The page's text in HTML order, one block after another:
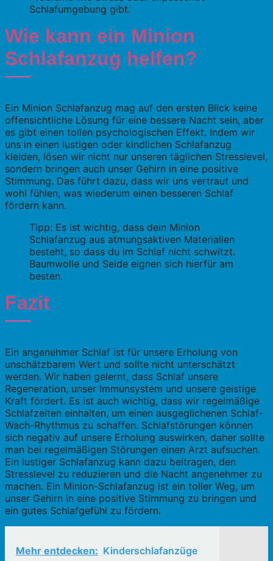
Schlafumgebung gibt.
Wie kann ein Minion
Schlafanzug helfen?
Ein Minion Schlafanzug mag auf den ersten Blick keine
offensichtliche Lösung für eine bessere Nacht sein, aber
es gibt einen tollen psychologischen Effekt. Indem wir
uns in einen lustigen oder kindlichen Schlafanzug
kleiden, lösen wir nicht nur unseren täglichen Stresslevel,
sondern bringen auch unser Gehirn in eine positive
Stimmung. Das führt dazu, dass wir uns vertraut und
wohl fühlen, was wiederum einen besseren Schlaf
fördern kann.
Tipp: Es ist wichtig, dass dein Minion
Schlafanzug aus atmungsaktiven Materialien
besteht, so dass du im Schlaf nicht schwitzt.
Baumwolle und Seide eignen sich hierfür am
besten.
Fazit
Ein angenehmer Schlaf ist für unsere Erholung von
unschätzbarem Wert und sollte nicht unterschätzt
werden. Wir haben gelernt, dass Schlaf unsere
Regeneration, unser Immunsystem und unsere geistige
Kraft fördert. Es ist auch wichtig, dass wir regelmäßige
Schlafzeiten einhalten, um einen ausgeglichenen Schlaf-
Wach-Rhythmus zu schaffen. Schlafstörungen können
sich negativ auf unsere Erholung auswirken, daher sollte
man bei regelmäßigen Störungen einen Arzt aufsuchen.
Ein lustiger Schlafanzug kann dazu beitragen, den
Stresslevel zu reduzieren und die Nacht angenehmer zu
machen. Ein Minion-Schlafanzug ist ein toller Weg, um
unser Gehirn in eine positive Stimmung zu bringen und
ein gutes Schlafgefühl zu fördern.
Mehr entdecken: Kinderschlafanzüge